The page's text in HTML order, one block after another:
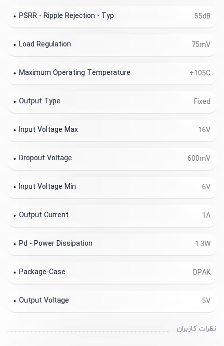
55dB
PSRR - Ripple Rejection - Typ
75mV
Load Regulation
+105C
Maximum Operating Temperature
Fixed
Output Type
16V
Input Voltage Max
600mV
Dropout Voltage
6V
Input Voltage Min
1A
Output Current
1.3W
Pd - Power Dissipation
DPAK
Package-Case
5V
Output Voltage
نظرات کاربران